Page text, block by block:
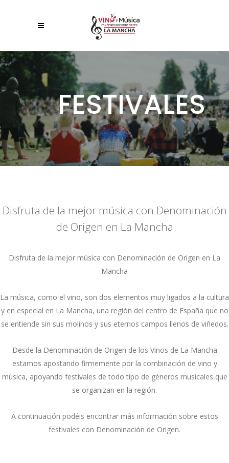
FESTIVALES
Disfruta de la mejor música con Denominación
de Origen en La Mancha
Disfruta de la mejor música con Denominación de Origen en La
Mancha
La música, como el vino, son dos elementos muy ligados a la cultura
y en especial en La Mancha, una región del centro de España que no
se entiende sin sus molinos y sus eternos campos llenos de viñedos.
Desde la Denominación de Origen de los Vinos de La Mancha
estamos apostando firmemente por la combinación de vino y
música, apoyando festivales de todo tipo de géneros musicales que
se organizan en la región.
A continuación podéis encontrar más información sobre estos
festivales con Denominación de Origen.